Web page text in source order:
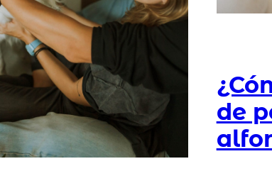
de